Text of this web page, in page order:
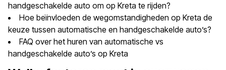
handgeschakelde auto om op Kreta te rijden?
Hoe beïnvloeden de wegomstandigheden op Kreta de
keuze tussen automatische en handgeschakelde auto’s?
FAQ over het huren van automatische vs
handgeschakelde auto’s op Kreta